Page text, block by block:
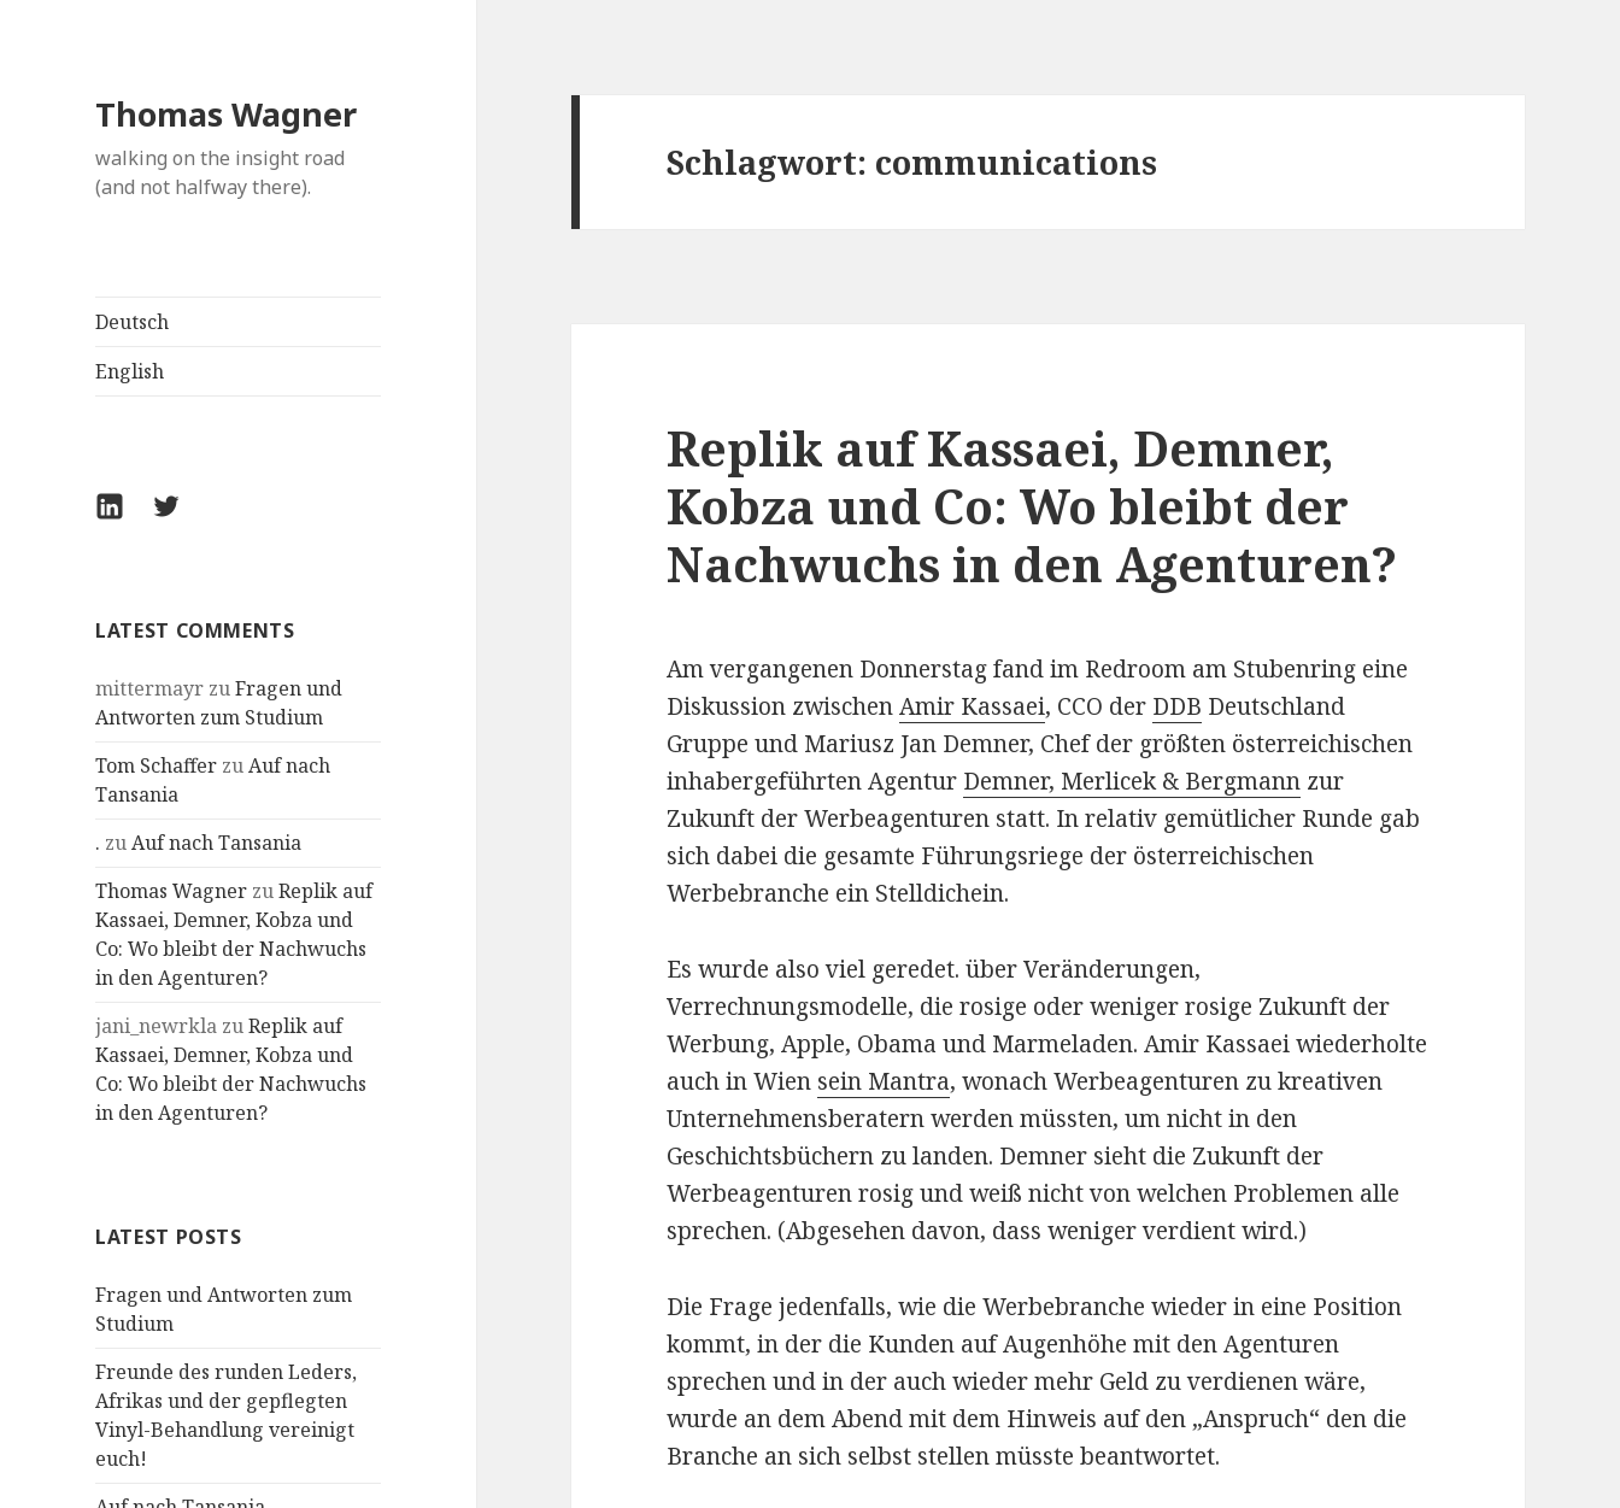
Thomas Wagner
walking on the insight road
(and not halfway there).
Deutsch
English
LinkedInTwitter
LATEST COMMENTS
mittermayr zuFragen und
Antworten zum Studium
Tom Schaffer zuAuf nach
Tansania
. zuAuf nach Tansania
Thomas Wagner zuReplik auf
Kassaei, Demner, Kobza und
Co: Wo bleibt der Nachwuchs
in den Agenturen?
jani_newrkla zuReplik auf
Kassaei, Demner, Kobza und
Co: Wo bleibt der Nachwuchs
in den Agenturen?
LATEST POSTS
Fragen und Antworten zum
Studium
Freunde des runden Leders,
Afrikas und der gepflegten
Vinyl-Behandlung vereinigt
euch!
Schlagwort: communications
Replik auf Kassaei, Demner,
Kobza und Co: Wo bleibt der
Nachwuchs in den Agenturen?
Am vergangenen Donnerstag fand im Redroom am Stubenring eine
Diskussion zwischenAmir Kassaei, CCO der DDB Deutschland
Gruppe und Mariusz Jan Demner, Chef der größten österreichischen
inhabergeführten Agentur Demner, Merlicek & Bergmann zur
Zukunft der Werbeagenturen statt. In relativ gemütlicher Runde gab
sich dabei die gesamte Führungsriege der österreichischen
Werbebranche ein Stelldichein.
Es wurde also viel geredet. über Veränderungen,
Verrechnungsmodelle, die rosige oder weniger rosige Zukunft der
Werbung, Apple, Obama und Marmeladen. Amir Kassaei wiederholte
auch in Wien sein Mantra, wonach Werbeagenturen zu kreativen
Unternehmensberatern werden müssten, um nicht in den
Geschichtsbüchern zu landen. Demner sieht die Zukunft der
Werbeagenturen rosig und weiß nicht von welchen Problemen alle
sprechen. (Abgesehen davon, dass weniger verdient wird.)
Die Frage jedenfalls, wie die Werbebranche wieder in eine Position
kommt, in der die Kunden auf Augenhöhe mit den Agenturen
sprechen und in der auch wieder mehr Geld zu verdienen wäre,
wurde an dem Abend mit dem Hinweis auf den „Anspruch“ den die
Branche an sich selbst stellen müsste beantwortet.